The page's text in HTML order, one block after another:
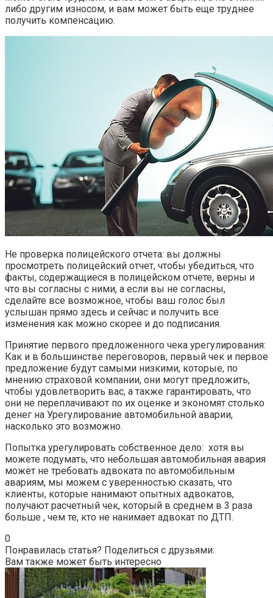
либо другим износом, и вам может быть еще труднее
получить компенсацию.
Не проверка полицейского отчета: вы должны
просмотреть полицейский отчет, чтобы убедиться, что
факты, содержащиеся в полицейском отчете, верны и
что вы согласны с ними, а если вы не согласны,
сделайте все возможное, чтобы ваш голос был
услышан прямо здесь и сейчас и получить все
изменения как можно скорее и до подписания.
Принятие первого предложенного чека урегулирования:
Как и в большинстве переговоров, первый чек и первое
предложение будут самыми низкими, которые, по
мнению страховой компании, они могут предложить,
чтобы удовлетворить вас, а также гарантировать, что
они не переплачивают по их оценке и экономят столько
денег на Урегулирование автомобильной аварии,
насколько это возможно.
Попытка урегулировать собственное дело: хотя вы
можете подумать, что небольшая автомобильная авария
может не требовать адвоката по автомобильным
авариям, мы можем с уверенностью сказать, что
клиенты, которые нанимают опытных адвокатов,
получают расчетный чек, который в среднем в 3 раза
больше , чем те, кто не нанимает адвокат по ДТП.
0
Понравилась статья? Поделиться с друзьями:
Вам также может быть интересно